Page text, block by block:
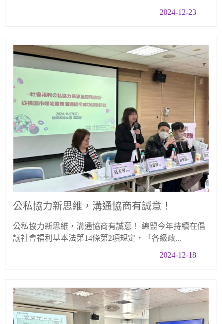
2024-12-23
公私協力新思維，溝通協商有誠意！
公私協力新思維，溝通協商有誠意！ 總盟今年持續在倡
議社會福利基本法第14條第2項規定，「各級政...
2024-12-18